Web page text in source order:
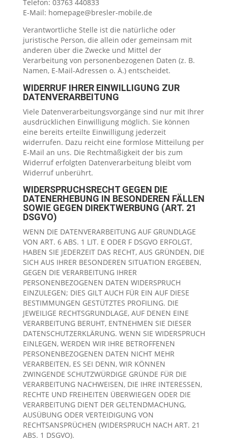
Telefon: 03763 440833
E-Mail: homepage@bresler-mobile.de
Verantwortliche Stelle ist die natürliche oder
juristische Person, die allein oder gemeinsam mit
anderen über die Zwecke und Mittel der
Verarbeitung von personenbezogenen Daten (z. B.
Namen, E-Mail-Adressen o. Ä.) entscheidet.
WIDERRUF IHRER EINWILLIGUNG ZUR
DATENVERARBEITUNG
Viele Datenverarbeitungsvorgänge sind nur mit Ihrer
ausdrücklichen Einwilligung möglich. Sie können
eine bereits erteilte Einwilligung jederzeit
widerrufen. Dazu reicht eine formlose Mitteilung per
E-Mail an uns. Die Rechtmäßigkeit der bis zum
Widerruf erfolgten Datenverarbeitung bleibt vom
Widerruf unberührt.
WIDERSPRUCHSRECHT GEGEN DIE
DATENERHEBUNG IN BESONDEREN FÄLLEN
SOWIE GEGEN DIREKTWERBUNG (ART. 21
DSGVO)
WENN DIE DATENVERARBEITUNG AUF GRUNDLAGE
VON ART. 6 ABS. 1 LIT. E ODER F DSGVO ERFOLGT,
HABEN SIE JEDERZEIT DAS RECHT, AUS GRÜNDEN, DIE
SICH AUS IHRER BESONDEREN SITUATION ERGEBEN,
GEGEN DIE VERARBEITUNG IHRER
PERSONENBEZOGENEN DATEN WIDERSPRUCH
EINZULEGEN; DIES GILT AUCH FÜR EIN AUF DIESE
BESTIMMUNGEN GESTÜTZTES PROFILING. DIE
JEWEILIGE RECHTSGRUNDLAGE, AUF DENEN EINE
VERARBEITUNG BERUHT, ENTNEHMEN SIE DIESER
DATENSCHUTZERKLÄRUNG. WENN SIE WIDERSPRUCH
EINLEGEN, WERDEN WIR IHRE BETROFFENEN
PERSONENBEZOGENEN DATEN NICHT MEHR
VERARBEITEN, ES SEI DENN, WIR KÖNNEN
ZWINGENDE SCHUTZWÜRDIGE GRÜNDE FÜR DIE
VERARBEITUNG NACHWEISEN, DIE IHRE INTERESSEN,
RECHTE UND FREIHEITEN ÜBERWIEGEN ODER DIE
VERARBEITUNG DIENT DER GELTENDMACHUNG,
AUSÜBUNG ODER VERTEIDIGUNG VON
RECHTSANSPRÜCHEN (WIDERSPRUCH NACH ART. 21
ABS. 1 DSGVO).